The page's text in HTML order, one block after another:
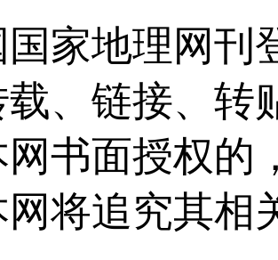
国家地理网刊
、链接、转
网书面授权的
网将追究其相